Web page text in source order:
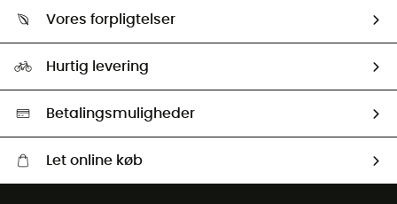
Returnering & Tilbagebetaling
Our ambassadors
Vores forpligtelser
Second hand
HardGreen Udvalg
Hurtig levering
Betalingsmuligheder
Let online køb